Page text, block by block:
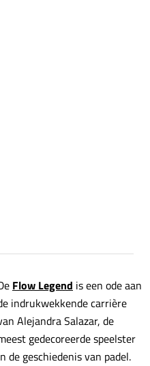
Flow Legend is een ode aan
indrukwekkende carrière
Alejandra Salazar, de
gedecoreerde speelster
de geschiedenis van padel.